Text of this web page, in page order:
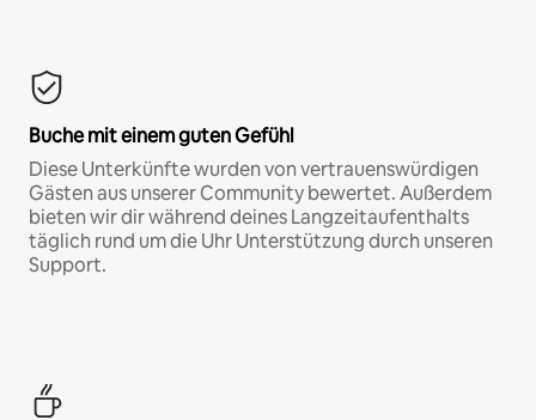
Buche mit einem guten Gefühl
Diese Unterkünfte wurden von vertrauenswürdigen
Gästen aus unserer Community bewertet. Außerdem
bieten wir dir während deines Langzeitaufenthalts
täglich rund um die Uhr Unterstützung durch unseren
Support.